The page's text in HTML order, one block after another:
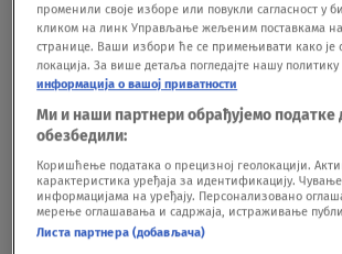
@hiishiiphoto
Tokom godina prikupljanja
šta si zaključila da je
nezaboravno putovanje?
променили своје изборе или повукли сагласност у
кликом на линк Управљање жељеним поставкама
странице. Ваши избори ће се примењивати како је
локација. За више детаља погледајте нашу
информација о вашој приватности
Ми и наши партнери обрађујемо податке
обезбедили:
Коришћење података о прецизној геолокацији.
карактеристика уређаја за идентификацију.
информацијама на уређају. Персонализовано
мерење оглашавања и садржаја, истраживање
Листа партнера (добављача)